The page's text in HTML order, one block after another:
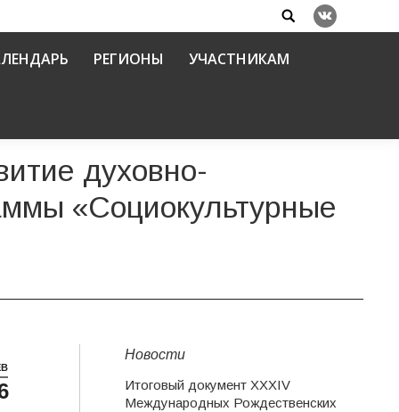
Search:
Вконтакте
РЕГИОНЫ УЧАСТНИКАМ
духовно-
«Социокультурные
Новости
Итоговый документ XXХIV
Международных Рождественских